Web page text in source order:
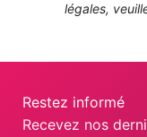
légales,
Restez informé
Recevez nos